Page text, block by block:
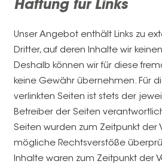
Haftung für Links
Unser Angebot enthält Links zu
Dritter, auf deren Inhalte wir
Deshalb können wir für diese
keine Gewähr übernehmen. Für
verlinkten Seiten ist stets der
Betreiber der Seiten
Seiten wurden zum Zeitpunkt der
mögliche Rechtsverstöße
Inhalte waren zum Zeitpunkt der